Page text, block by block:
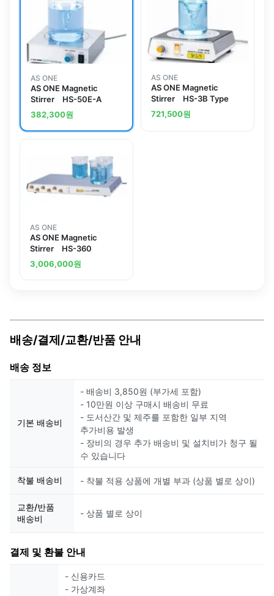
AS ONE
AS ONE Magnetic
Stirrer HS-50E-A
382,300원
AS ONE
AS ONE Magnetic
Stirrer HS-3B Type
721,500원
AS ONE
AS ONE Magnetic
Stirrer HS-360
3,006,000원
배송/결제/교환/반품 안내
배송 정보
기본 배송비
- 배송비 3,850원 (부가세 포함)
- 10만원 이상 구매시 배송비 무료
- 도서산간 및 제주를 포함한 일부 지역
추가비용 발생
- 장비의 경우 추가 배송비 및 설치비가 청구 될
수 있습니다
착불 배송비 - 착불 적용 상품에 개별 부과 (상품 별로 상이)
교환/반품
배송비
- 상품 별로 상이
결제 및 환불 안내
- 신용카드
- 가상계좌